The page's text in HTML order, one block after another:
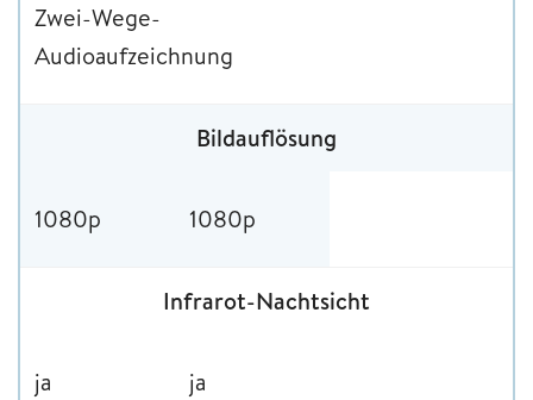
Zwei-Wege-
Audioaufzeichnung
Bildauflösung
1080p 1080p
Infrarot-Nachtsicht
ja ja